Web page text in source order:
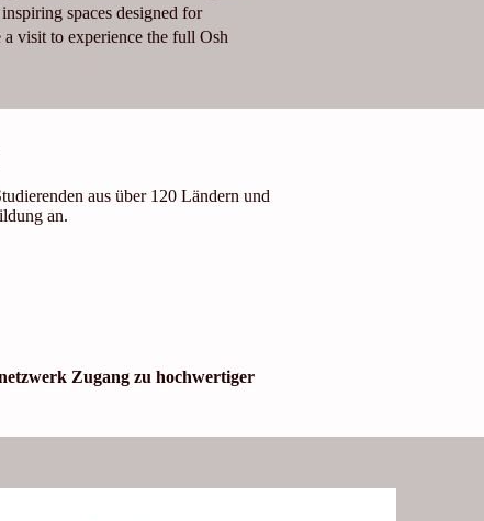
spaces designed for
visit to experience the full Osh
aus über 120 Ländern und
an.
Zugang zu hochwertiger